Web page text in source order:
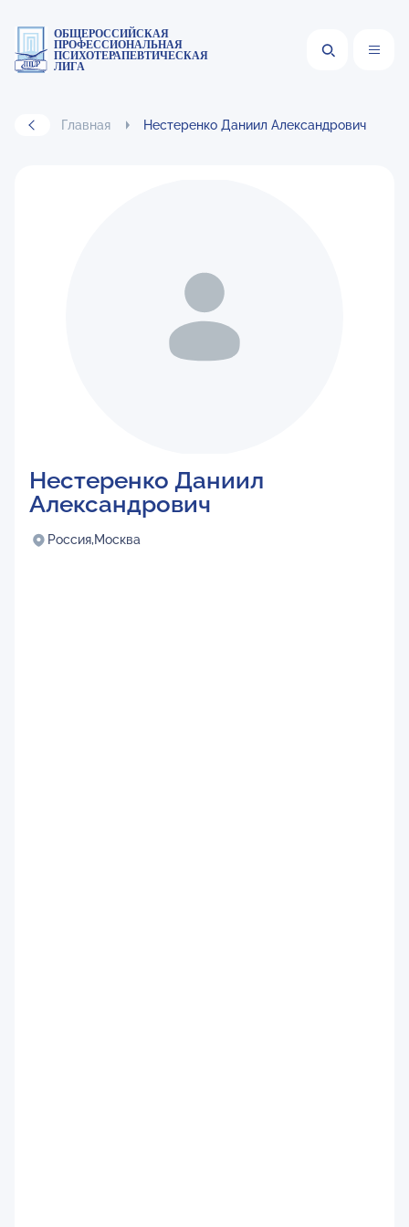
ОБЩЕРОССИЙСКАЯ
ПРОФЕССИОНАЛЬНАЯ
ПСИХОТЕРАПЕВТИЧЕСКАЯ
ЛИГА
Главная Нестеренко Даниил Александрович
Нестеренко Даниил
Александрович
Россия,Москва